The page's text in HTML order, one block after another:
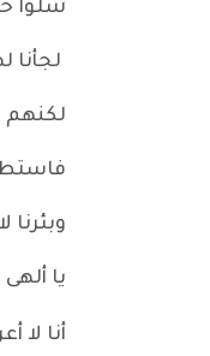
شلّوا
لجأنا
لكنهم
يا
أنا لا